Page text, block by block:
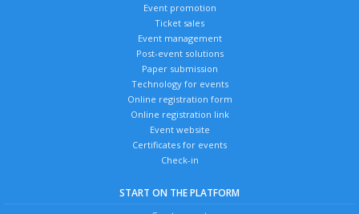
Event promotion
Ticket sales
Event management
Post-event solutions
Paper submission
Technology for events
Online registration form
Online registration link
Event website
Certificates for events
Check-in
START ON THE PLATFORM